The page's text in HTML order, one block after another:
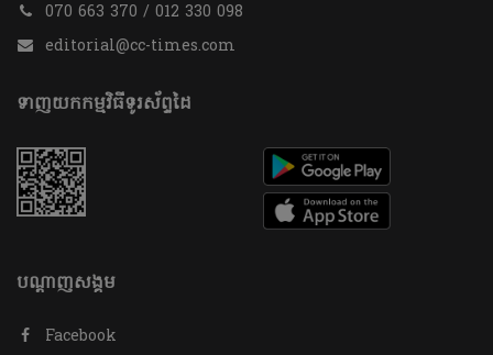
070 663 370 / 012 330 098
editorial@cc-times.com
ទាញយកកម្មវិធីទូរស័ព្ទដៃ
បណ្តាញសង្គម
Facebook